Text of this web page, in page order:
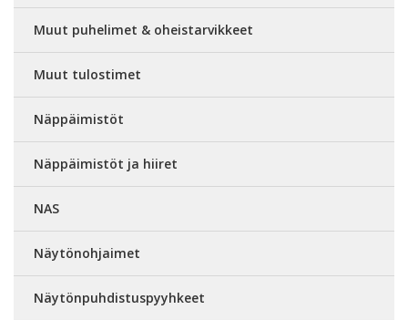
Muut puhelimet & oheistarvikkeet
Muut tulostimet
Näppäimistöt
Näppäimistöt ja hiiret
NAS
Näytönohjaimet
Näytönpuhdistuspyyhkeet